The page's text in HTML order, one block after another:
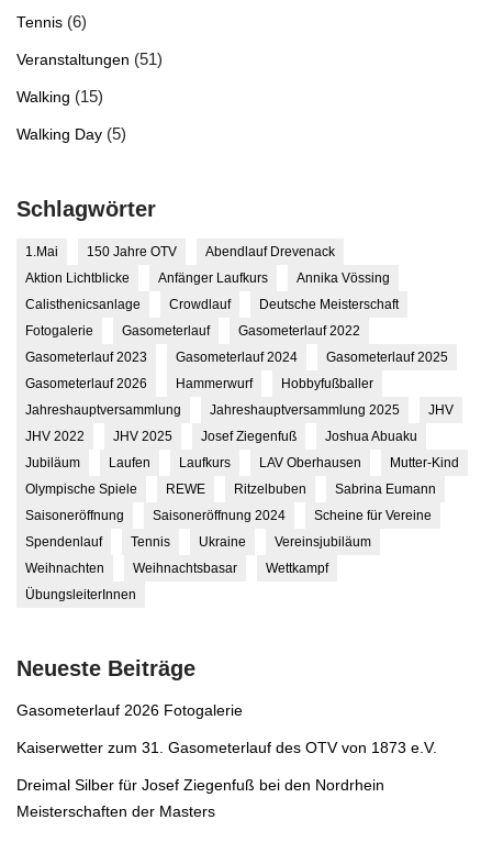
Tennis (6)
Veranstaltungen (51)
Walking (15)
Walking Day (5)
Schlagwörter
1.Mai 150 Jahre OTV
Abendlauf Drevenack
Aktion Lichtblicke
Anfänger Laufkurs
Annika Vössing
Calisthenicsanlage
Crowdlauf
Deutsche Meisterschaft
Fotogalerie
Gasometerlauf
Gasometerlauf 2022
Gasometerlauf 2023
Gasometerlauf 2024
Gasometerlauf 2025
Gasometerlauf 2026
Hammerwurf
Hobbyfußballer
Jahreshauptversammlung
Jahreshauptversammlung 2025
JHV
JHV 2022
JHV 2025 Josef Ziegenfuß
Joshua Abuaku
Jubiläum
Laufen Laufkurs LAV Oberhausen
Mutter-Kind
Olympische Spiele
REWE Ritzelbuben
Sabrina Eumann
Saisoneröffnung
Saisoneröffnung 2024
Scheine für Vereine
Spendenlauf
Tennis Ukraine
Vereinsjubiläum
Weihnachten
Weihnachtsbasar
Wettkampf
ÜbungsleiterInnen
Neueste Beiträge
Gasometerlauf 2026 Fotogalerie
Kaiserwetter zum 31. Gasometerlauf des OTV von 1873 e.V.
Dreimal Silber für Josef Ziegenfuß bei den Nordrhein
Meisterschaften der Masters